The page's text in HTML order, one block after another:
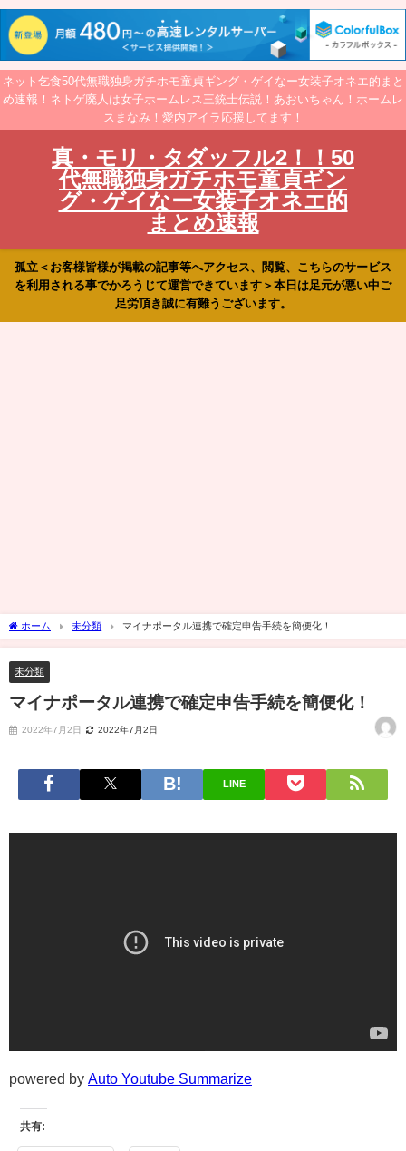
ネット乞食50代無職独身ガチホモ童貞ギング・ゲイなー女装子オネエ的まと
め速報！ネトゲ廃人は女子ホームレス三銃士伝説！あおいちゃん！ホームレ
スまなみ！愛内アイラ応援してます！
真・モリ・タダッフル2！！50
代無職独身ガチホモ童貞ギン
グ・ゲイなー女装子オネエ的
まとめ速報
孤立＜お客様皆様が掲載の記事等へアクセス、閲覧、こちらのサービス
を利用される事でかろうじて運営できています＞本日は足元が悪い中ご
足労頂き誠に有難うございます。
ホーム 未分類 マイナポータル連携で確定申告手続を簡便化！
未分類
マイナポータル連携で確定申告手続を簡便化！
2022年7月2日 2022年7月2日
LINE
powered by Auto Youtube Summarize
共有: